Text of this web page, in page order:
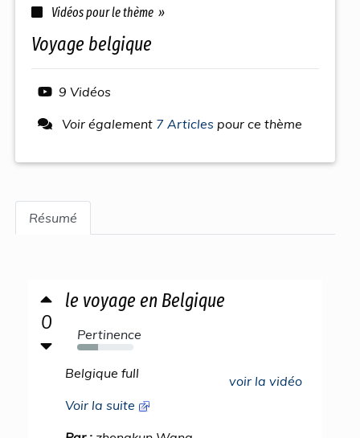
Vidéos pour le thème »
voyage belgique
9 Vidéos
Voir également 7 Articles pour ce thème
Résumé
0
le voyage en Belgique
Pertinence
37%
voir la vidéo
Belgique full
Voir la suite